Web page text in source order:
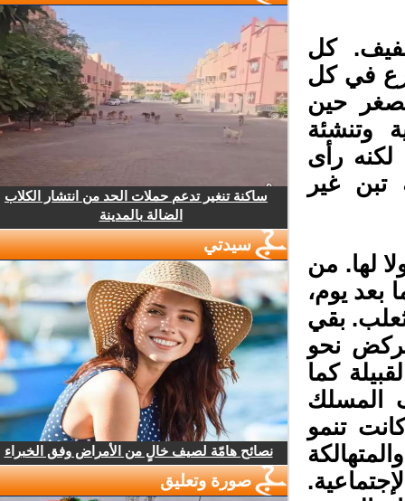
كل
في كل
حين
وتنشئة
لكنه رأى
غير
لها. من
بعد يوم،
بقي
نحو
كما
تنمو
ساكنة تنغير تدعم حملات الحد من انتشار الكلاب
الضالة بالمدينة
سيدتي
نصائح هامّة لصيف خالٍ من الأمراض وفق الخبراء
صورة وتعليق